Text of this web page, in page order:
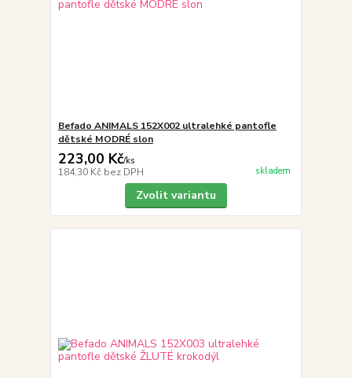
Befado ANIMALS 152X002 ultralehké pantofle
dětské MODRÉ slon
223,00 Kč/ks
184,30 Kč bez DPH skladem
Zvolit variantu